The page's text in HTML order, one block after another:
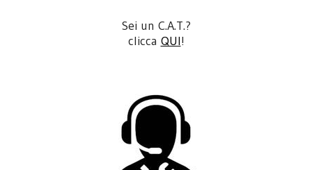
Sei un C.A.T.?
clicca QUI!